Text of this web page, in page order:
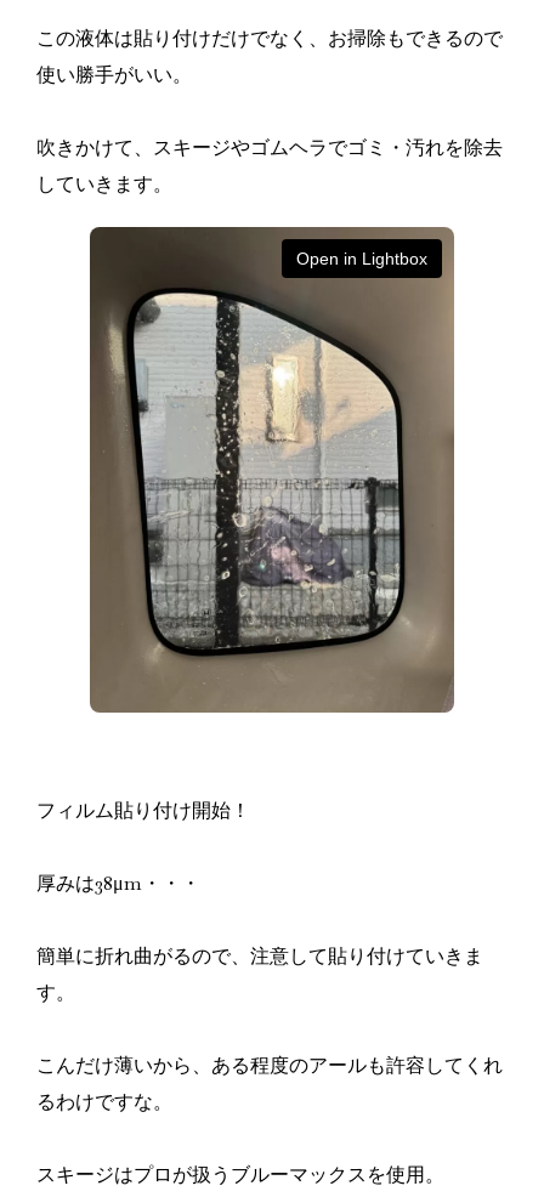
この液体は貼り付けだけでなく、お掃除もできるので
使い勝手がいい。
吹きかけて、スキージやゴムヘラでゴミ・汚れを除去
していきます。
Open in Lightbox
フィルム貼り付け開始！
厚みは38μm・・・
簡単に折れ曲がるので、注意して貼り付けていきま
す。
こんだけ薄いから、ある程度のアールも許容してくれ
るわけですな。
スキージはプロが扱うブルーマックスを使用。